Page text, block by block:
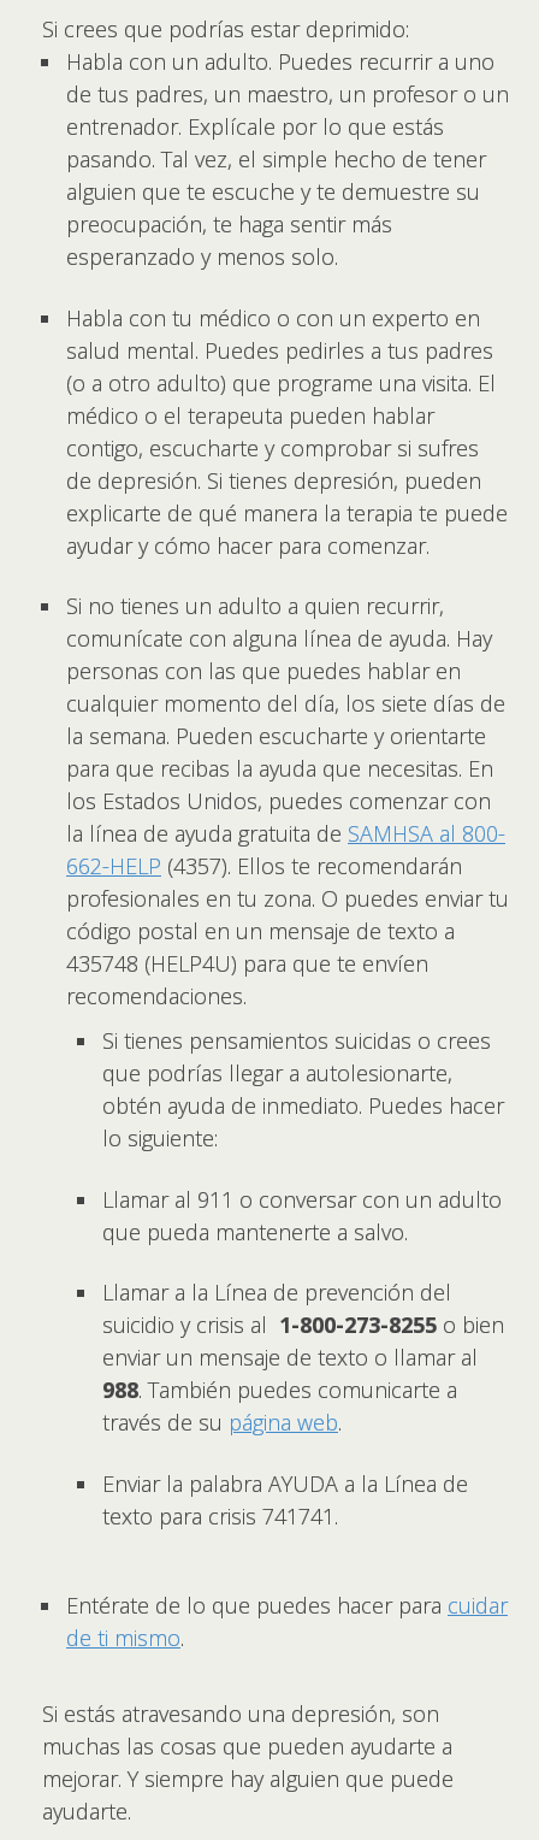
Si crees que podrías estar deprimido:
Habla con un adulto. Puedes recurrir a uno
de tus padres, un maestro, un profesor o un
entrenador. Explícale por lo que estás
pasando. Tal vez, el simple hecho de tener
alguien que te escuche y te demuestre su
preocupación, te haga sentir más
esperanzado y menos solo.
Habla con tu médico o con un experto en
salud mental. Puedes pedirles a tus padres
(o a otro adulto) que programe una visita. El
médico o el terapeuta pueden hablar
contigo, escucharte y comprobar si sufres
de depresión. Si tienes depresión, pueden
explicarte de qué manera la terapia te puede
ayudar y cómo hacer para comenzar.
Si no tienes un adulto a quien recurrir,
comunícate con alguna línea de ayuda. Hay
personas con las que puedes hablar en
cualquier momento del día, los siete días de
la semana. Pueden escucharte y orientarte
para que recibas la ayuda que necesitas. En
los Estados Unidos, puedes comenzar con
la línea de ayuda gratuita de SAMHSA al 800-
662-HELP (4357). Ellos te recomendarán
profesionales en tu zona. O puedes enviar tu
código postal en un mensaje de texto a
435748 (HELP4U) para que te envíen
recomendaciones.
Si tienes pensamientos suicidas o crees
que podrías llegar a autolesionarte,
obtén ayuda de inmediato. Puedes hacer
lo siguiente:
Llamar al 911 o conversar con un adulto
que pueda mantenerte a salvo.
Llamar a la Línea de prevención del
suicidio y crisis al 1-800-273-8255 o bien
enviar un mensaje de texto o llamar al
988. También puedes comunicarte a
través de su página web.
Enviar la palabra AYUDA a la Línea de
texto para crisis 741741.
Entérate de lo que puedes hacer para cuidar
de ti mismo.
Si estás atravesando una depresión, son
muchas las cosas que pueden ayudarte a
mejorar. Y siempre hay alguien que puede
ayudarte.